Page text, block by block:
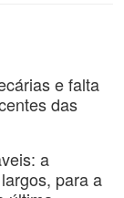
e falta
das
a
para a